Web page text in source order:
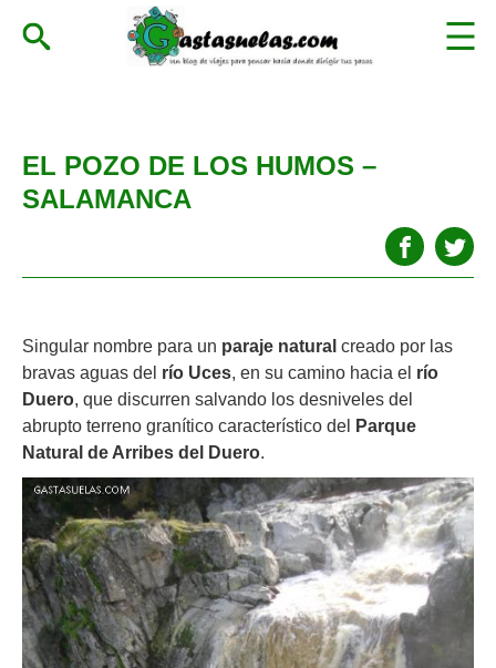
EL POZO DE LOS HUMOS –
SALAMANCA
Singular nombre para un paraje natural creado por las
bravas aguas del río Uces, en su camino hacia el río
Duero, que discurren salvando los desniveles del
abrupto terreno granítico característico del
Parque
Natural de Arribes del Duero.